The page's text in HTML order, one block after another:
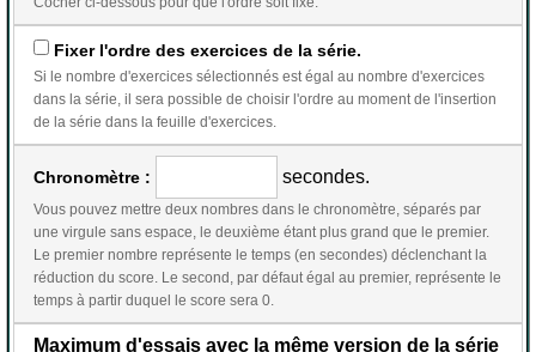
Fixer l'ordre des exercices de la série.
Si le nombre d'exercices sélectionnés est égal au nombre d'exercices
dans la série, il sera possible de choisir l'ordre au moment de l'insertion
de la série dans la feuille d'exercices.
Chronomètre : secondes.
Vous pouvez mettre deux nombres dans le chronomètre, séparés par
une virgule sans espace, le deuxième étant plus grand que le premier.
Le premier nombre représente le temps (en secondes) déclenchant la
réduction du score. Le second, par défaut égal au premier, représente le
temps à partir duquel le score sera 0.
Maximum d'essais avec la même version de la série